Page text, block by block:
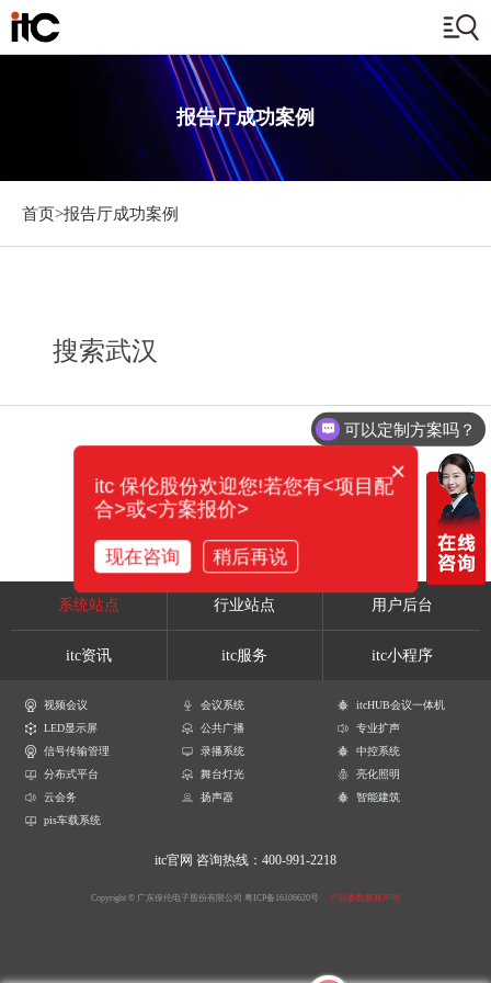
报告厅成功案例
首页>报告厅成功案例
搜索武汉
系统站点 行业站点 用户后台
itc资讯 itc服务 itc小程序
视频会议 会议系统
itcHUB会议一体机
LED显示屏
公共广播
专业扩声
信号传输管理
录播系统
中控系统
分布式平台
舞台灯光
亮化照明
云会务
扬声器
智能建筑
pis车载系统
itc官网 咨询热线：400-991-2218
Copyright © 广东保伦电子股份有限公司 粤ICP备16106620号 产品参数解释声明
可以定制方案吗？
×
itc 保伦股份欢迎您!若您有<项目配
合>或<方案报价>
现在咨询 稍后再说